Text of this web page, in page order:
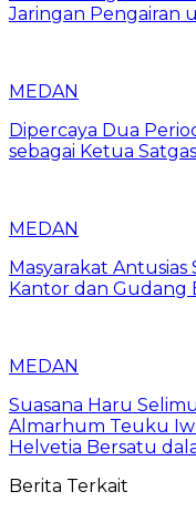
Jaringan Pengairan
MEDAN
Dipercaya Dua
sebagai Ketua
MEDAN
Masyarakat
Kantor dan Gudang
MEDAN
Suasana Haru
Almarhum Teuku
Helvetia Bersatu
Berita Terkait